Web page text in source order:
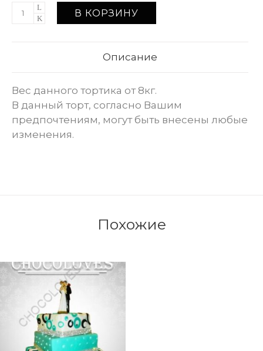
В КОРЗИНУ
Описание
Вес данного тортика от 8кг.
В данный торт, согласно Вашим
предпочтениям, могут быть внесены любые
изменения.
Похожие